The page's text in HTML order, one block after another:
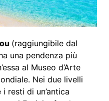
(raggiungibile dal
una pendenza più
al Museo d’Arte
Nei due livelli
resti di un’antica